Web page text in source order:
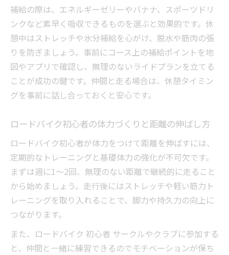
補給の際は、エネルギーゼリーやバナナ、スポーツドリ
ンクなど素早く吸収できるものを選ぶと効果的です。休
憩中はストレッチや水分補給を心がけ、脱水や筋肉の張
りを防ぎましょう。事前にコース上の補給ポイントを地
図やアプリで確認し、無理のないライドプランを立てる
ことが成功の鍵です。仲間と走る場合は、休憩タイミン
グを事前に話し合っておくと安心です。
ロードバイク初心者の体力づくりと距離の伸ばし方
ロードバイク初心者が体力をつけて距離を伸ばすには、
定期的なトレーニングと基礎体力の強化が不可欠です。
まずは週に1～2回、無理のない距離で継続的に走ること
から始めましょう。走行後にはストレッチや軽い筋力ト
レーニングを取り入れることで、脚力や持久力の向上に
つながります。
また、ロードバイク 初心者 サークルやクラブに参加する
と、仲間と一緒に練習できるのでモチベーションが保ち